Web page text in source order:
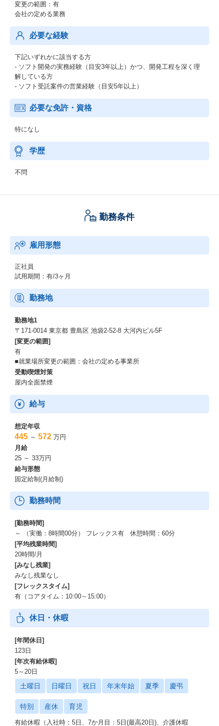
変更の範囲：有
会社の定める業務
必要な経験
下記いずれかに該当する方
- ソフト開発の実務経験（目安3年以上）かつ、開発工程を深く理
解している方
- ソフト受託案件の営業経験（目安5年以上）
必要な免許・資格
特になし
学歴
不問
勤務条件
雇用形態
正社員
試用期間：有/3ヶ月
勤務地
勤務地1
〒171-0014 東京都 豊島区 池袋2-52-8 大河内ビル5F
[変更の範囲]
有
■就業場所変更の範囲：会社の定める事業所
受動喫煙対策
屋内全面禁煙
給与
想定年収
445 ～ 572 万円
月給
25 ～ 33万円
給与形態
固定給制(月給制)
勤務時間
[勤務時間]
～ （実働：8時間00分） フレックス有 休憩時間：60分
[平均残業時間]
20時間/月
[みなし残業]
みなし残業なし
[フレックスタイム]
有（コアタイム：10:00～15:00）
休日・休暇
[年間休日]
123日
[年次有給休暇]
5～20日
土曜日 日曜日 祝日 年末年始 夏季 慶弔
特別 産休 育児
有給休暇（入社時：5日、7か月目：5日(最高20日)、介護休暇